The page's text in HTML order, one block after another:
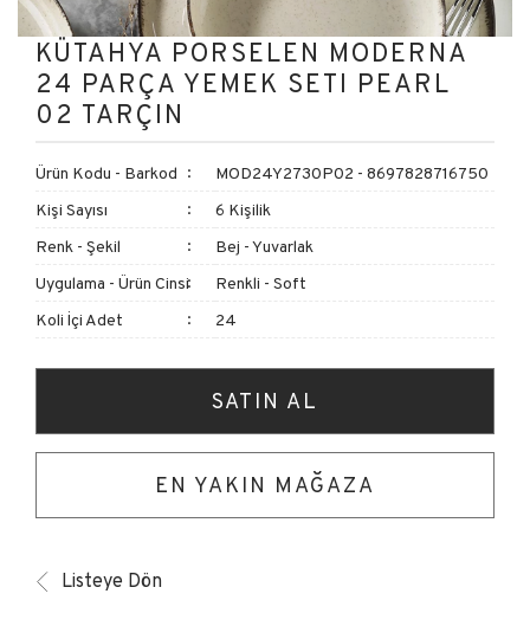
KÜTAHYA PORSELEN MODERNA
24 PARÇA YEMEK SETI PEARL
02 TARÇIN
Ürün Kodu - Barkod
MOD24Y2730P02 - 8697828716750
Kişi Sayısı
6 Kişilik
Renk - Şekil
Bej - Yuvarlak
Uygulama - Ürün Cinsi
Renkli - Soft
Koli İçi Adet
24
SATIN AL
EN YAKIN MAĞAZA
Listeye Dön